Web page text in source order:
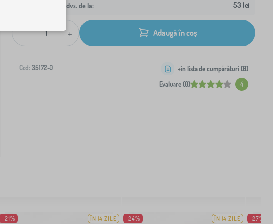
Livrare la adresa dvs. de la: 53 lei
- + Adaugă în coș
Cod: 35172-0
Evaluare (0) 4
+în lista de cumpărături (0)
-21% ÎN 14 ZILE -24% ÎN 14 ZILE -27%